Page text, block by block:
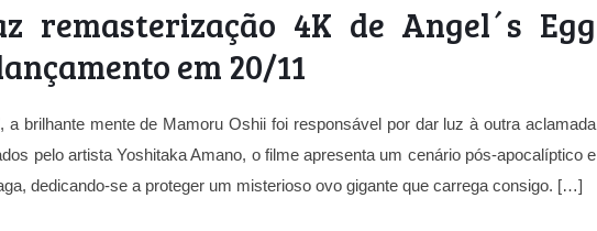
remasterização 4K de Angel´s Egg
em 20/11
a brilhante mente de Mamoru Oshii foi responsável por dar luz à outra aclamada
pelo artista Yoshitaka Amano, o filme apresenta um cenário pós-apocalíptico e
dedicando-se a proteger um misterioso ovo gigante que carrega consigo. […]